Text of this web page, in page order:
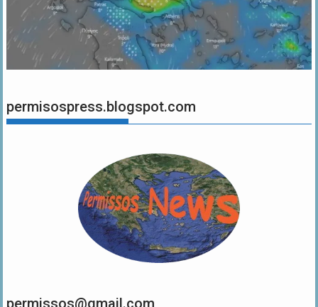
permisospress.blogspot.com
permissos@gmail.com